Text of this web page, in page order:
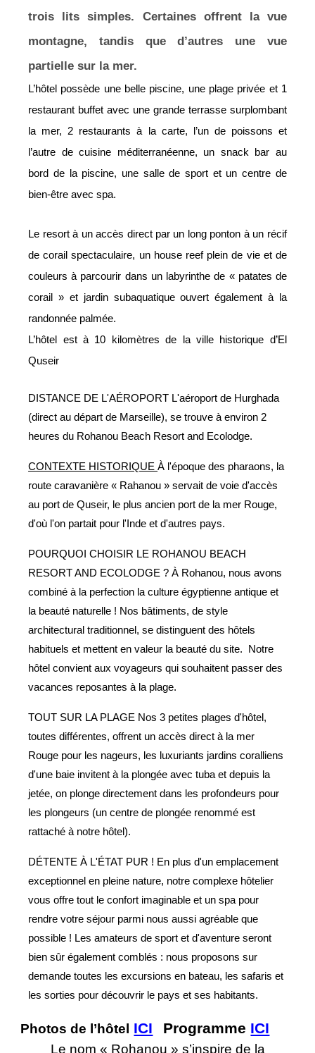
trois lits simples. Certaines offrent la vue
montagne, tandis que d’autres une vue
partielle sur la mer.
L’hôtel possède une belle piscine, une plage privée et 1
restaurant buffet avec une grande terrasse surplombant
la mer, 2 restaurants à la carte, l’un de poissons et
l’autre de cuisine méditerranéenne, un snack bar au
bord de la piscine, une salle de sport et un centre de
bien-être avec spa.
Le resort à un accès direct par un long ponton à un récif
de corail spectaculaire, un house reef plein de vie et de
couleurs à parcourir dans un labyrinthe de « patates de
corail » et jardin subaquatique ouvert également à la
randonnée palmée.
L’hôtel est à 10 kilomètres de la ville historique d’El
Quseir
DISTANCE DE L'AÉROPORT L'aéroport de Hurghada
(direct au départ de Marseille), se trouve à environ 2
heures du Rohanou Beach Resort and Ecolodge.
CONTEXTE HISTORIQUEÀ l'époque des pharaons, la
route caravanière « Rahanou » servait de voie d'accès
au port de Quseir, le plus ancien port de la mer Rouge,
d'où l'on partait pour l'Inde et d'autres pays.
POURQUOI CHOISIR LE ROHANOU BEACH
RESORT AND ECOLODGE ? À Rohanou, nous avons
combiné à la perfection la culture égyptienne antique et
la beauté naturelle ! Nos bâtiments, de style
architectural traditionnel, se distinguent des hôtels
habituels et mettent en valeur la beauté du site. Notre
hôtel convient aux voyageurs qui souhaitent passer des
vacances reposantes à la plage.
TOUT SUR LA PLAGE Nos 3 petites plages d'hôtel,
toutes différentes, offrent un accès direct à la mer
Rouge pour les nageurs, les luxuriants jardins coralliens
d'une baie invitent à la plongée avec tuba et depuis la
jetée, on plonge directement dans les profondeurs pour
les plongeurs (un centre de plongée renommé est
rattaché à notre hôtel).
DÉTENTE À L'ÉTAT PUR ! En plus d'un emplacement
exceptionnel en pleine nature, notre complexe hôtelier
vous offre tout le confort imaginable et un spa pour
rendre votre séjour parmi nous aussi agréable que
possible ! Les amateurs de sport et d'aventure seront
bien sûr également comblés : nous proposons sur
demande toutes les excursions en bateau, les safaris et
les sorties pour découvrir le pays et ses habitants.
Photos de l’hôtel ICI Programme ICI
Le nom « Rohanou » s’inspire de la